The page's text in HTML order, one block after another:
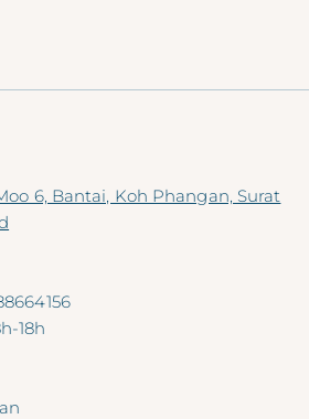
6, Bantai, Koh Phangan, Surat
18h